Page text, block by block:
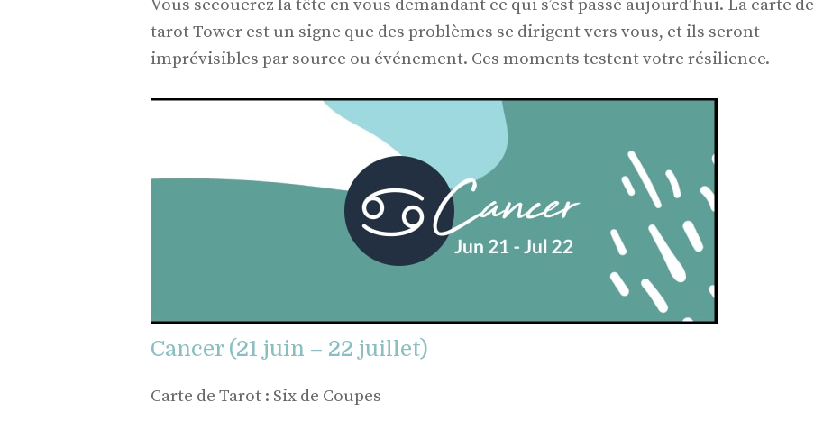
Vous secouerez la tête en vous demandant ce qui s’est passé aujourd’hui. La carte de
tarot Tower est un signe que des problèmes se dirigent vers vous, et ils seront
imprévisibles par source ou événement. Ces moments testent votre résilience.
Cancer (21 juin – 22 juillet)
Carte de Tarot : Six de Coupes